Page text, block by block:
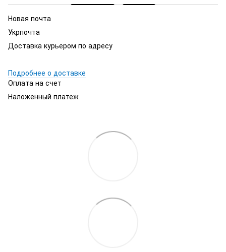
Новая почта
Укрпочта
Доставка курьером по адресу
Подробнее о доставке
Оплата на счет
Наложенный платеж